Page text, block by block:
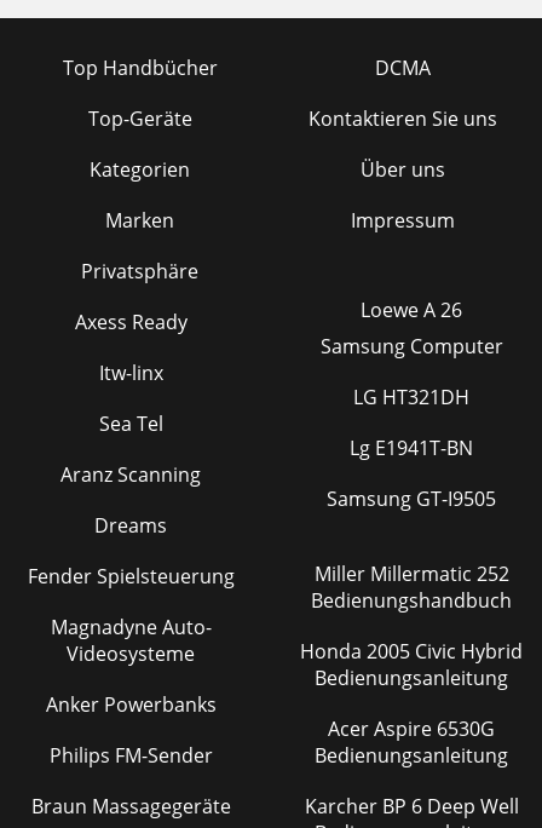
Top Handbücher
Top-Geräte
Kategorien
Marken
Privatsphäre
DCMA
Kontaktieren Sie uns
Über uns
Impressum
Axess Ready
Itw-linx
Sea Tel
Aranz Scanning
Dreams
Fender Spielsteuerung
Magnadyne Auto-
Videosysteme
Anker Powerbanks
Philips FM-Sender
Braun Massagegeräte
Loewe A 26
Samsung Computer
LG HT321DH
Lg E1941T-BN
Samsung GT-I9505
Miller Millermatic 252
Bedienungshandbuch
Honda 2005 Civic Hybrid
Bedienungsanleitung
Acer Aspire 6530G
Bedienungsanleitung
Karcher BP 6 Deep Well